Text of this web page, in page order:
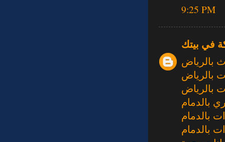
9:25 PM
في بيتك
بالرياض
بالرياض
بالرياض
بالدمام
بالدمام